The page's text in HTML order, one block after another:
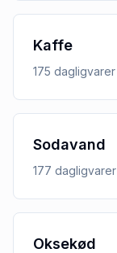
Kaffe
175 dagligvarer
Sodavand
177 dagligvarer
Oksekød